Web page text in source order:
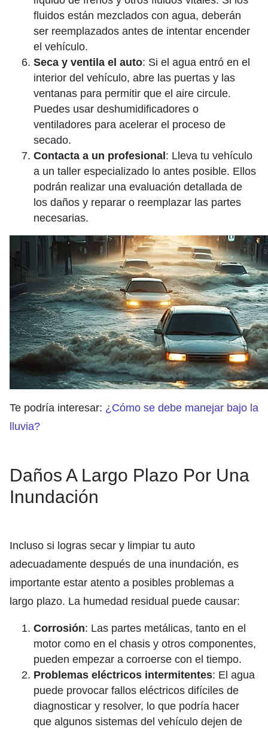
fluidos están mezclados con agua, deberán
ser reemplazados antes de intentar encender
el vehículo.
Seca y ventila el auto: Si el agua entró en el
interior del vehículo, abre las puertas y las
ventanas para permitir que el aire circule.
Puedes usar deshumidificadores o
ventiladores para acelerar el proceso de
secado.
Contacta a un profesional: Lleva tu vehículo
a un taller especializado lo antes posible. Ellos
podrán realizar una evaluación detallada de
los daños y reparar o reemplazar las partes
necesarias.
Te podría interesar: ¿Cómo se debe manejar bajo la
lluvia?
Daños A Largo Plazo Por Una
Inundación
Incluso si logras secar y limpiar tu auto
adecuadamente después de una inundación, es
importante estar atento a posibles problemas a
largo plazo. La humedad residual puede causar:
Corrosión: Las partes metálicas, tanto en el
motor como en el chasis y otros componentes,
pueden empezar a corroerse con el tiempo.
Problemas eléctricos intermitentes: El agua
puede provocar fallos eléctricos difíciles de
diagnosticar y resolver, lo que podría hacer
que algunos sistemas del vehículo dejen de